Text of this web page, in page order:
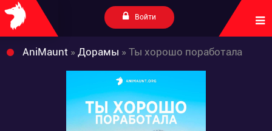
Войти
AniMaunt » Дорамы » Ты хорошо поработала